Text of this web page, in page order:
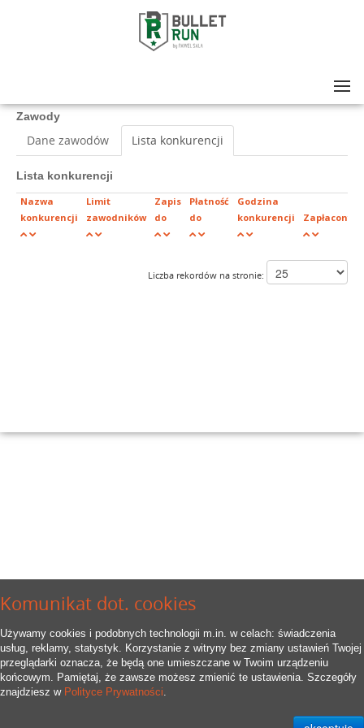
Komunikat dot. cookies
Używamy cookies i podobnych technologii m.in. w celach: świadczenia
usług, reklamy, statystyk. Korzystanie z witryny bez zmiany ustawień Twojej
przeglądarki oznacza, że będą one umieszczane w Twoim urządzeniu
końcowym. Pamiętaj, że zawsze możesz zmienić te ustawienia. Szczegóły
znajdziesz w Polityce Prywatności.
Zawody
Dane zawodów Lista konkurencji
Lista konkurencji
Nazwa
konkurencji
Limit
zawodników
Zapis
do
Płatność
do
Godzina
konkurencji
Zapłaconych
Liczba rekordów na stronie: